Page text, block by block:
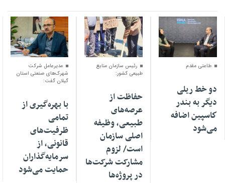
۰۴ اسفند ۱۴۰۴
طاعتی مقدم
دو خط ریلی
دیگر به بندر
كاسپین اضافه
می‌شود
۰۱ اسفند ۱۴۰۴
رئیس سازمان منابع
طبیعی کشور:
حفاظت از
عرصه‌های
طبیعی، وظیفه
اصلی سازمان
است/ لزوم
مشارکت شرکت‌ها
در پروژه‌ها
۳۰ بهمن ۱۴۰۴
مدیرعامل شرکت
شهرک‌های صنعتی استان
گیلان گفت:
با بهره‌گیری از
تمامی
ظرفیت‌های
قانونی، از
سرمایه‌گذاران
حمایت می‌شود